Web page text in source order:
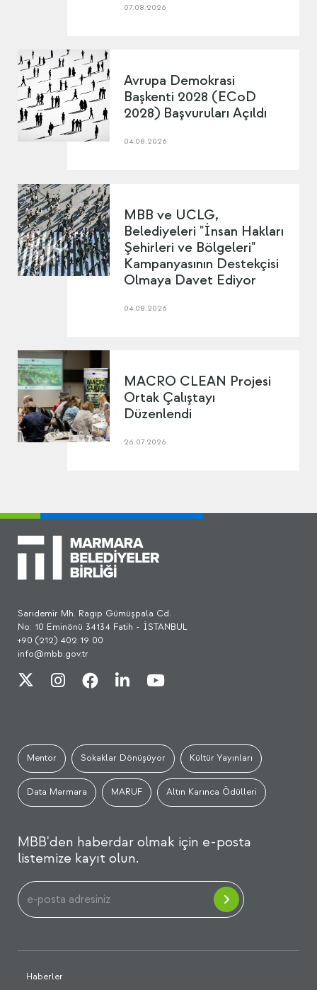
07.08.2026
Avrupa Demokrasi
Başkenti 2028 (ECoD
2028) Başvuruları Açıldı
04.08.2026
MBB ve UCLG,
Belediyeleri "İnsan Hakları
Şehirleri ve Bölgeleri"
Kampanyasının Destekçisi
Olmaya Davet Ediyor
04.08.2026
MACRO CLEAN Projesi
Ortak Çalıştayı
Düzenlendi
26.07.2026
Sarıdemir Mh. Ragıp Gümüşpala Cd.
No: 10 Eminönü 34134 Fatih - İSTANBUL
+90 (212) 402 19 00
info@mbb.gov.tr
Mentor Sokaklar Dönüşüyor Kültür Yayınları
Data Marmara MARUF Altın Karınca Ödülleri
MBB'den haberdar olmak için e-posta
listemize kayıt olun.
Haberler